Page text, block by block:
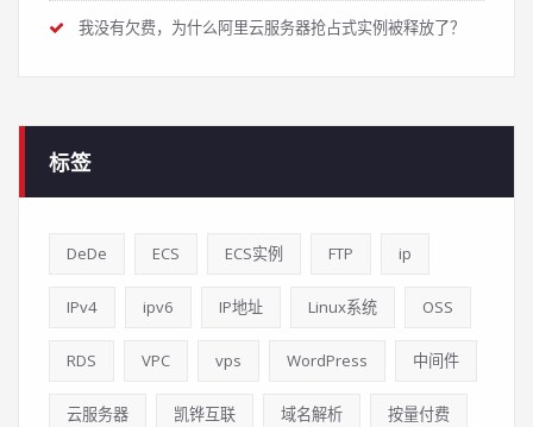
我没有欠费，为什么阿里云服务器抢占式实例被释放了？
标签
DeDe ECS ECS实例 FTP ip
IPv4 ipv6 IP地址 Linux系统 OSS
RDS VPC vps WordPress 中间件
云服务器 凯铧互联 域名解析 按量付费